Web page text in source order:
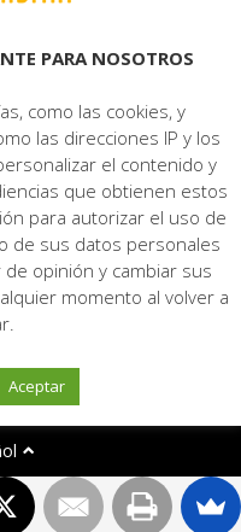
PARA NOSOTROS
como las cookies, y
las direcciones IP y los
el contenido y
que obtienen estos
para autorizar el uso de
de sus datos personales
opinión y cambiar sus
momento al volver a
Aceptar